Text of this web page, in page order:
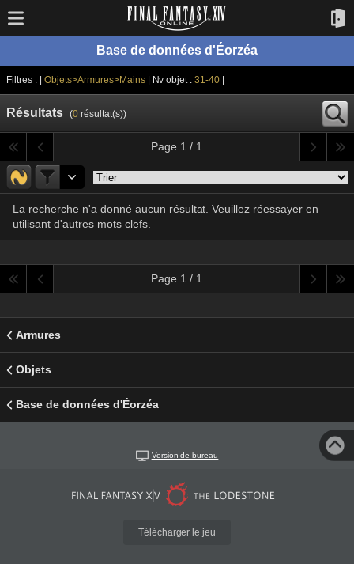
Base de données d'Éorzéa
Filtres : | Objets>Armures>Mains | Nv objet :31-40
Résultats (0résultat(s))
Page 1 / 1
La recherche n'a donné aucun résultat. Veuillez réessayer en
utilisant d'autres mots clefs.
Page 1 / 1
Armures
Objets
Base de données d'Éorzéa
Version de bureau
Télécharger le jeu